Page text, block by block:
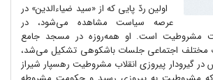
اولین ردّ پایی که از «سید ضیاءالدین» در
عرصه سیاست مشاهده می‌شود، در
مشروطیت است. او همه‌روزه در مسجد جامع
مختلف اجتماعی جلسات باشکوهی تشکیل می‌شد،
پیروزی انقلاب مشروطیت رهسپار شیراز